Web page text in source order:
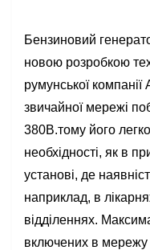
Бензиновий
новою розробкою
румунської
звичайної мережі
380В.тому його
необхідності, як в
установі, де
наприклад, в
відділеннях.
включених в мережу